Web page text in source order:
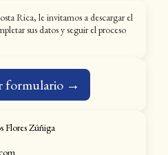
Rica, le invitamos a descargar el
sus datos y seguir el proceso
formulario →
Flores Zúñiga